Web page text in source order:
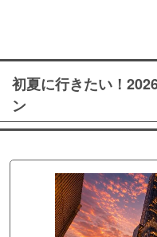
初夏に行きたい！
ン